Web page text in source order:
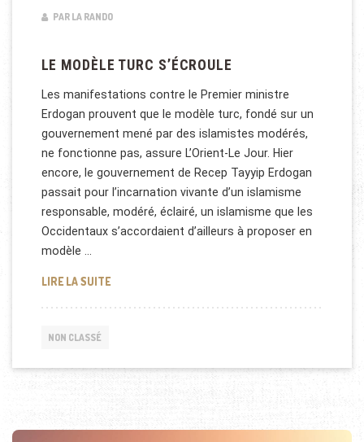
PAR LA RANDO
LE MODÈLE TURC S’ÉCROULE
Les manifestations contre le Premier ministre
Erdogan prouvent que le modèle turc, fondé sur un
gouvernement mené par des islamistes modérés,
ne fonctionne pas, assure L’Orient-Le Jour. Hier
encore, le gouvernement de Recep Tayyip Erdogan
passait pour l’incarnation vivante d’un islamisme
responsable, modéré, éclairé, un islamisme que les
Occidentaux s’accordaient d’ailleurs à proposer en
modèle …
LIRE LA SUITELE MODÈLE TURC S’ÉCROULE
NON CLASSÉ